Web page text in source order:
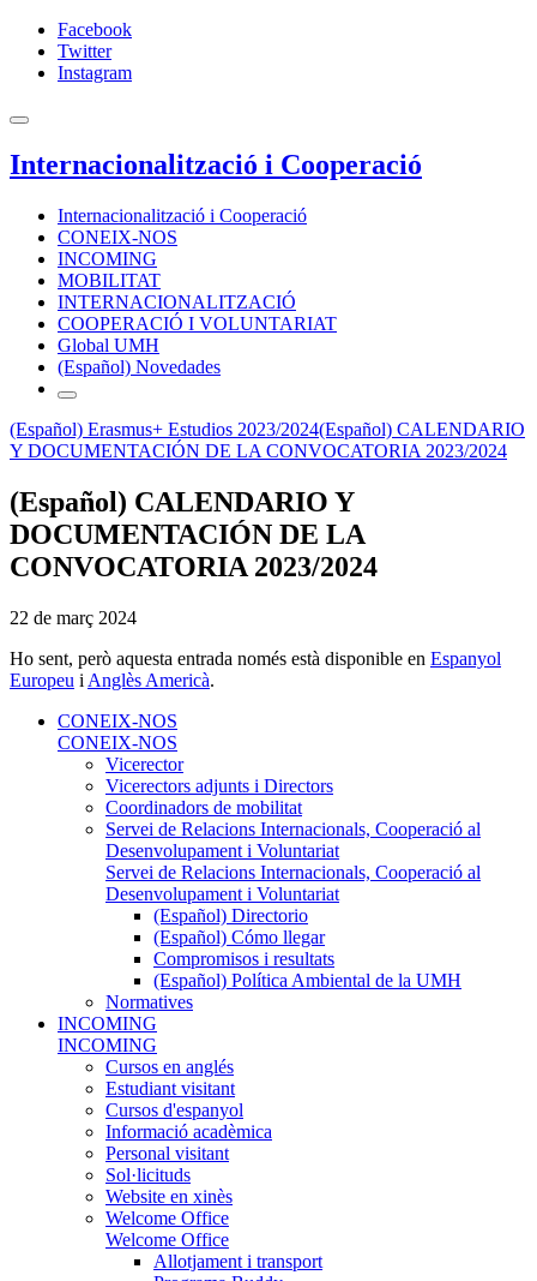
Facebook
Twitter
Instagram
Internacionalització i Cooperació
Internacionalització i Cooperació
CONEIX-NOS
INCOMING
MOBILITAT
INTERNACIONALITZACIÓ
COOPERACIÓ I VOLUNTARIAT
Global UMH
(Español) Novedades
(Español) Erasmus+ Estudios 2023/2024(Español) CALENDARIO
Y DOCUMENTACIÓN DE LA CONVOCATORIA 2023/2024
(Español) CALENDARIO Y
DOCUMENTACIÓN DE LA
CONVOCATORIA 2023/2024
22 de març 2024
Ho sent, però aquesta entrada només està disponible en Espanyol
Europeu i Anglès Americà.
CONEIX-NOS
CONEIX-NOS
Vicerector
Vicerectors adjunts i Directors
Coordinadors de mobilitat
Servei de Relacions Internacionals, Cooperació al
Desenvolupament i Voluntariat
Servei de Relacions Internacionals, Cooperació al
Desenvolupament i Voluntariat
(Español) Directorio
(Español) Cómo llegar
Compromisos i resultats
(Español) Política Ambiental de la UMH
Normatives
INCOMING
INCOMING
Cursos en anglés
Estudiant visitant
Cursos d'espanyol
Informació acadèmica
Personal visitant
Sol·licituds
Website en xinès
Welcome Office
Welcome Office
Allotjament i transport